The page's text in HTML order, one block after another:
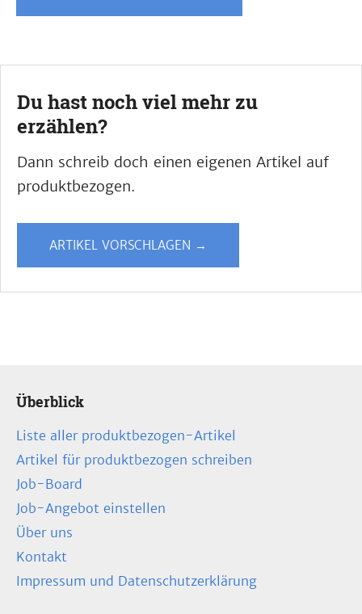
Du hast noch viel mehr zu
erzählen?
Dann schreib doch einen eigenen Artikel auf
produktbezogen.
ARTIKEL VORSCHLAGEN →
Überblick
Liste aller produktbezogen-Artikel
Artikel für produktbezogen schreiben
Job-Board
Job-Angebot einstellen
Über uns
Kontakt
Impressum und Datenschutzerklärung